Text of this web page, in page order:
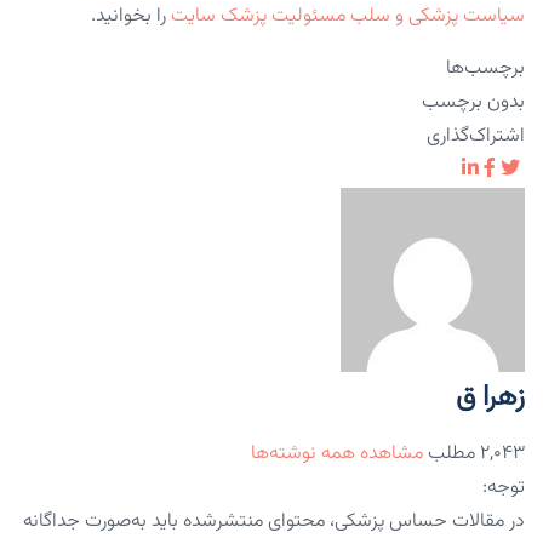
سیاست پزشکی و سلب مسئولیت پزشک سایت را بخوانید.
برچسب‌ها
بدون برچسب
اشتراک‌گذاری
زهرا ق
۲,۰۴۳ مطلب
مشاهده همه نوشته‌ها
توجه:
در مقالات حساس پزشکی، محتوای منتشرشده باید به‌صورت جداگانه